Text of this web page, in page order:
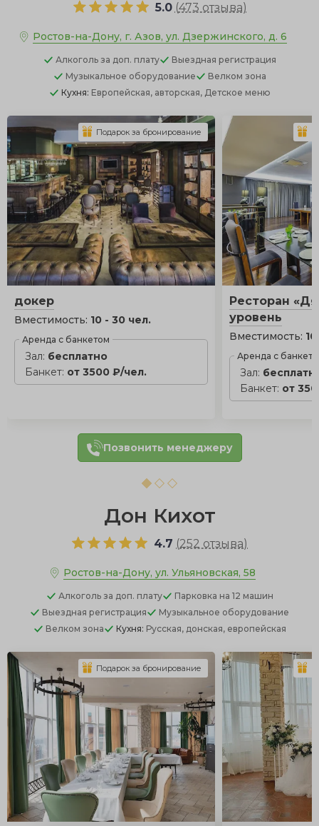
5.0 (473 отзыва)
Ростов-на-Дону, г. Азов, ул. Дзержинского, д. 6
Алкоголь за доп. плату
Выездная регистрация
Музыкальное оборудование
Велком зона
Кухня: Европейская, авторская, Детское меню
докер
Вместимость: 10 - 30 чел.
Аренда с банкетом
Зал: бесплатно
Банкет: от 3500 ₽/чел.
Подарок за бронирование
Ресторан
уровень
Вместимость:
Аренда с
Зал:
Банкет: от
Позвонить менеджеру
Дон Кихот
4.7 (252 отзыва)
Ростов-на-Дону, ул. Ульяновская, 58
Алкоголь за доп. плату Парковка на 12 машин
Выездная регистрация
Музыкальное оборудование
Велком зона
Кухня: Русская, донская, европейская
Подарок за бронирование